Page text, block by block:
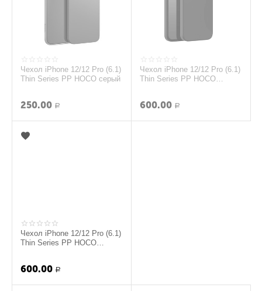
Чехол iPhone 12/12 Pro (6.1)
Thin Series PP HOCO серый
250.00 Р
Чехол iPhone 12/12 Pro (6.1)
Thin Series PP HOCO
600.00 Р
Чехол iPhone 12/12 Pro (6.1)
Thin Series PP HOCO
600.00 Р